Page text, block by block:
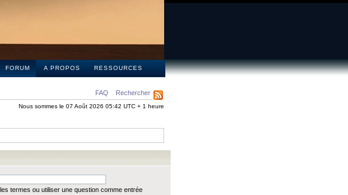
FORUM A PROPOS RESSOURCES
FAQ Rechercher
Nous sommes le 07 Août 2026 05:42 UTC + 1 heure
termes ou utiliser une question comme entrée